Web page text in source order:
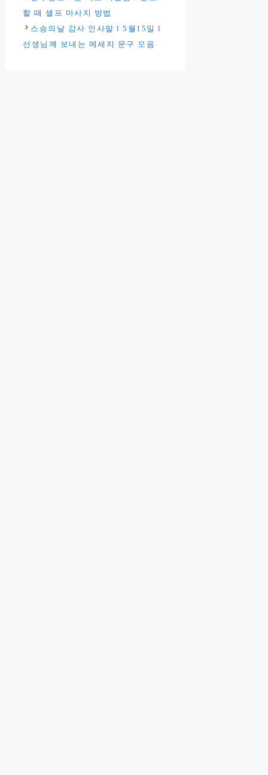
고
리
할 때 셀프 마사지 방법
스승의날 감사 인사말 l 5월15일 l
선생님께 보내는 메세지 문구 모음